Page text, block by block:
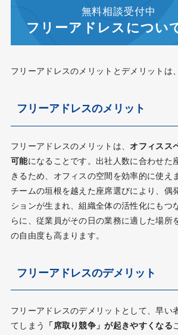
無料相談受付中
フリーアドレスについ
フリーアドレスのメリットとデメリットは
フリーアドレスのメリット
フリーアドレスのメリットは、オフィスス
可能になることです。出社人数に合わせた
きるため、オフィスの空間を効率的に使え
チームの垣根を越えた座席選びにより、偶
ションが生まれ、組織全体の活性化にもつ
らに、従業員がその日の業務に適した場所
の自由度も高まります。
フリーアドレスのデメリット
フリーアドレスのデメリットとして、早い
てしまう
「席取り競争」が起きやすくなる